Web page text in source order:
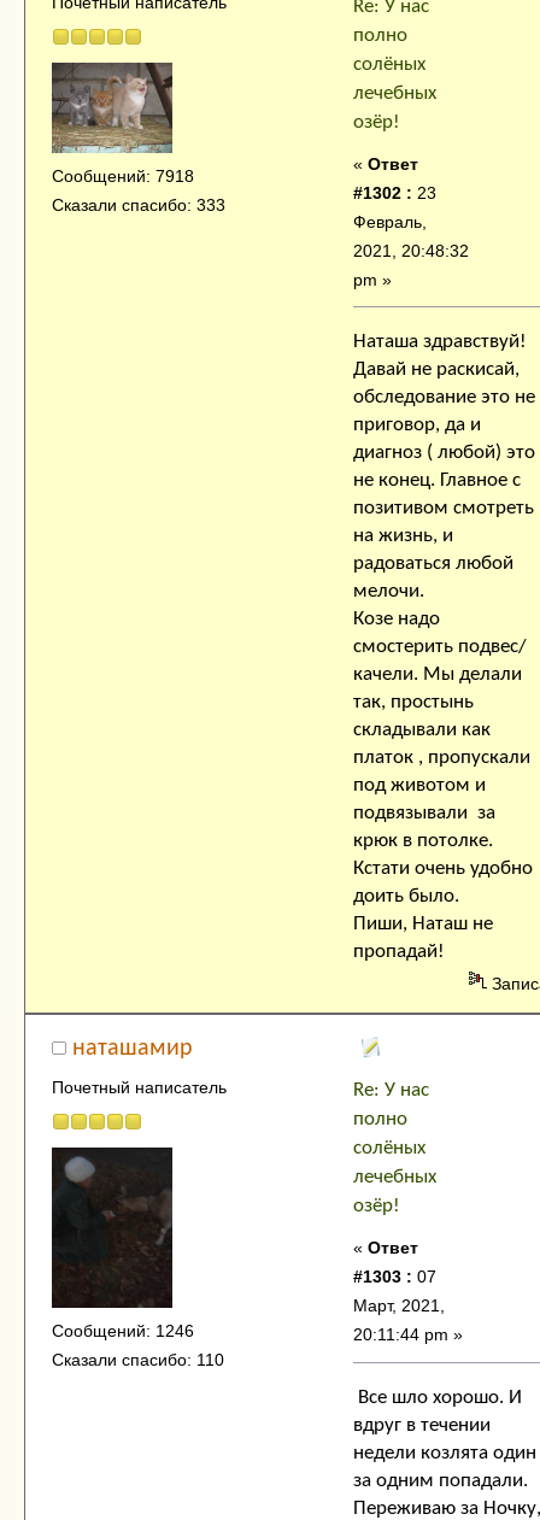
Сообщений: 7918
Сказали спасибо: 333
Re: У нас
полно
солёных
лечебных
озёр!
« Ответ
#1302 : 23
Февраль,
2021, 20:48:32
pm »
Наташа здравствуй!
Давай не раскисай,
обследование это не
приговор, да и
диагноз ( любой) это
не конец. Главное с
позитивом смотреть
на жизнь, и
радоваться любой
мелочи.
Козе надо
смостерить подвес/
качели. Мы делали
так, простынь
складывали как
платок , пропускали
под животом и
подвязывали за
крюк в потолке.
Кстати очень удобно
доить было.
Пиши, Наташ не
пропадай!
наташамир
Почетный написатель
Сообщений: 1246
Сказали спасибо: 110
Re: У нас
полно
солёных
лечебных
озёр!
« Ответ
#1303 : 07
Март, 2021,
20:11:44 pm »
Все шло хорошо. И
вдруг в течении
недели козлята один
за одним попадали.
Переживаю за Ночку,